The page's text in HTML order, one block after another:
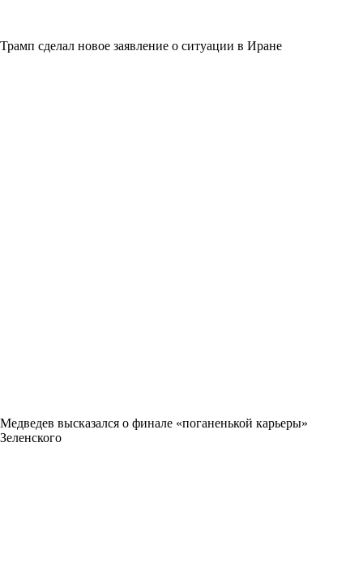
Трамп сделал новое заявление о ситуации в Иране
Медведев высказался о финале «поганенькой карьеры»
Зеленского